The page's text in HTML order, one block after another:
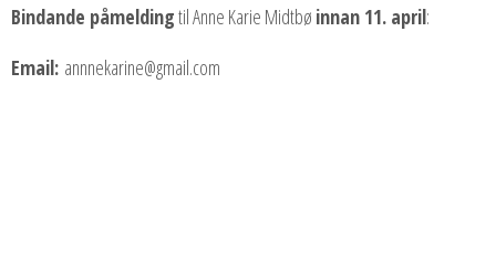
Bindande påmeldingtil Anne Karie Midtbø innan 11. april:
Email: annnekarine@gmail.com